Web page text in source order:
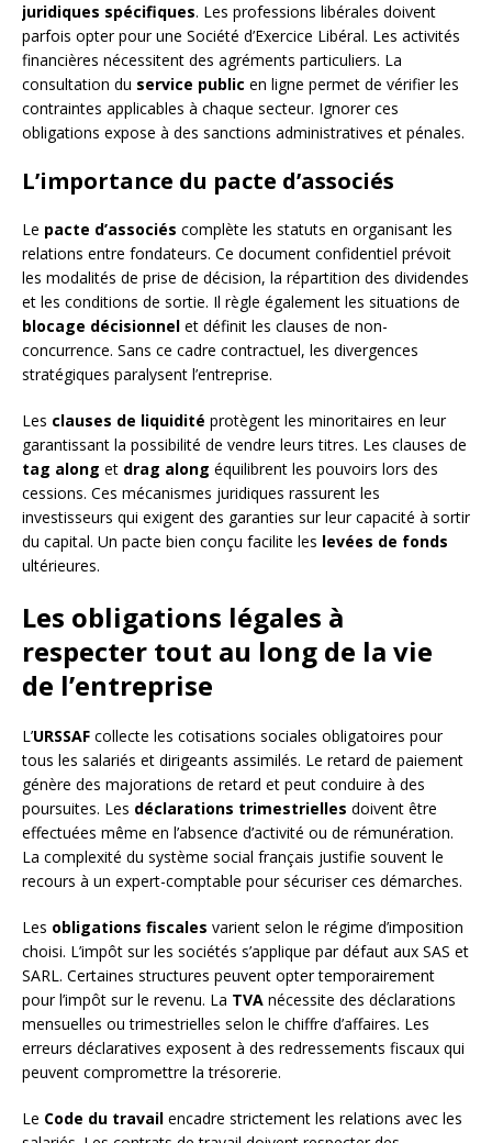
juridiques spécifiques. Les professions libérales doivent
parfois opter pour une Société d’Exercice Libéral. Les activités
financières nécessitent des agréments particuliers. La
consultation du service public en ligne permet de vérifier les
contraintes applicables à chaque secteur. Ignorer ces
obligations expose à des sanctions administratives et pénales.
L’importance du pacte d’associés
Le pacte d’associés complète les statuts en organisant les
relations entre fondateurs. Ce document confidentiel prévoit
les modalités de prise de décision, la répartition des dividendes
et les conditions de sortie. Il règle également les situations de
blocage décisionnel et définit les clauses de non-
concurrence. Sans ce cadre contractuel, les divergences
stratégiques paralysent l’entreprise.
Les clauses de liquidité protègent les minoritaires en leur
garantissant la possibilité de vendre leurs titres. Les clauses de
tag along et drag along équilibrent les pouvoirs lors des
cessions. Ces mécanismes juridiques rassurent les
investisseurs qui exigent des garanties sur leur capacité à sortir
du capital. Un pacte bien conçu facilite les levées de fonds
ultérieures.
Les obligations légales à
respecter tout au long de la vie
de l’entreprise
L’URSSAF collecte les cotisations sociales obligatoires pour
tous les salariés et dirigeants assimilés. Le retard de paiement
génère des majorations de retard et peut conduire à des
poursuites. Les déclarations trimestrielles doivent être
effectuées même en l’absence d’activité ou de rémunération.
La complexité du système social français justifie souvent le
recours à un expert-comptable pour sécuriser ces démarches.
Les obligations fiscales varient selon le régime d’imposition
choisi. L’impôt sur les sociétés s’applique par défaut aux SAS et
SARL. Certaines structures peuvent opter temporairement
pour l’impôt sur le revenu. La TVA nécessite des déclarations
mensuelles ou trimestrielles selon le chiffre d’affaires. Les
erreurs déclaratives exposent à des redressements fiscaux qui
peuvent compromettre la trésorerie.
Le Code du travail encadre strictement les relations avec les